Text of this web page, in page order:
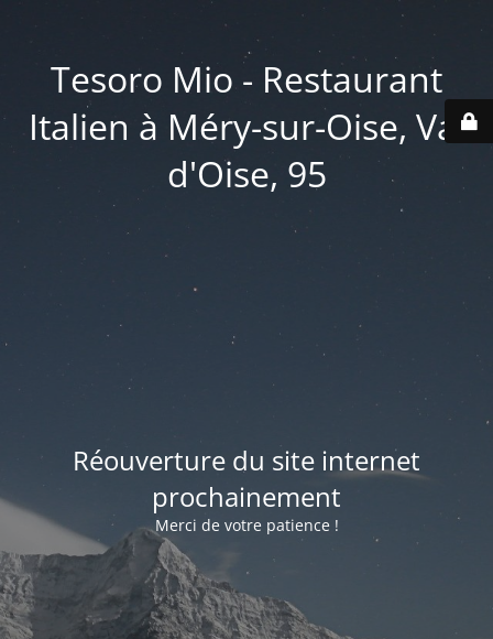
Tesoro Mio - Restaurant
Italien à Méry-sur-Oise, Val
d'Oise, 95
Réouverture du site internet
prochainement
Merci de votre patience !